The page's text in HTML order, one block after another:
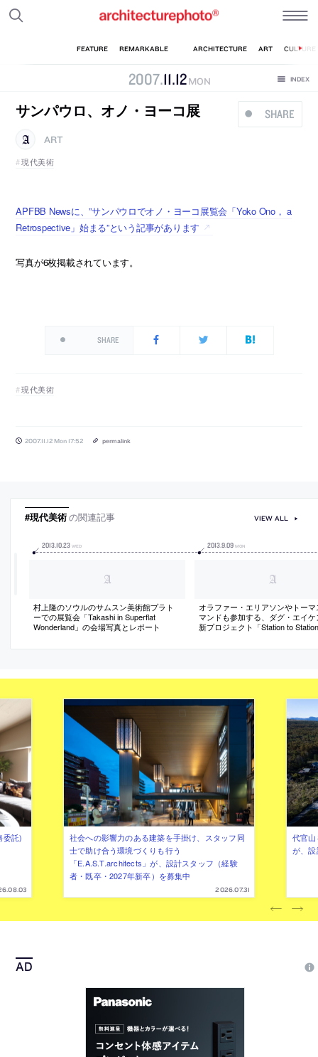
2007.11.12 MON
SHARE
サンパウロ、オノ・ヨーコ展
ART
現代美術
APFBB Newsに、”サンパウロでオノ・ヨーコ展覧会「Yoko Ono， a
Retrospective」始まる”という記事があります
写真が6枚掲載されています。
SHARE
現代美術
2007.11.12 Mon 17:52 permalink
#現代美術の関連記事
2013.10.23 WED
村上隆のソウルのサムスン美術館プラト
ーでの展覧会「Takashi in Superflat
Wonderland」の会場写真とレポート
2013.9.09 MON
オラファー・エリアソンやトーマ
マンドも参加する、ダグ・エイケ
新プロジェクト「Station to
VIEW ALL
委託)
社会への影響力のある建築を手掛け、スタッフ同
士で助け合う環境づくりも行う
「E.A.S.T.architects」が、設計スタッフ（経験
者・既卒・2027年新卒）を募集中
2026.07.31
代官
が、